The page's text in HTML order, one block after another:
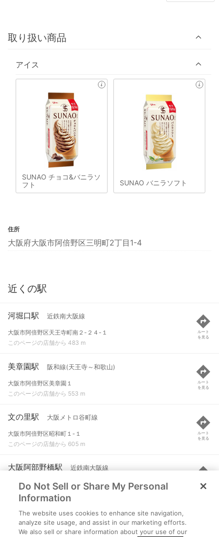
取り扱い商品
アイス
SUNAO チョコ&バニラソ
フト
SUNAO バニラソフト
住所
大阪府大阪市阿倍野区三明町2丁目1-4
近くの駅
河堀口駅 近鉄南大阪線
大阪市阿倍野区天王寺町南２-２４-１
このページの店舗から 483 m
ルート
を見る
美章園駅 阪和線(天王寺～和歌山)
大阪市阿倍野区美章園１
このページの店舗から 553 m
ルート
を見る
文の里駅 大阪メトロ谷町線
大阪市阿倍野区昭和町１-１
このページの店舗から 605 m
ルート
を見る
大阪阿部野橋駅 近鉄南大阪線
大阪市阿倍野区阿倍野筋１-１-４３
このページの店舗から 620 m
ルート
を見る
阿倍野駅 大阪メトロ谷町線 など
大阪市阿倍野区阿倍野筋２-４
Do Not Sell or Share My Personal
Information
The website uses cookies to enhance site navigation,
analyze site usage, and assist in our marketing efforts.
We also sell or share information about your use of our